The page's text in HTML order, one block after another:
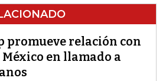
promueve relación con
en llamado a